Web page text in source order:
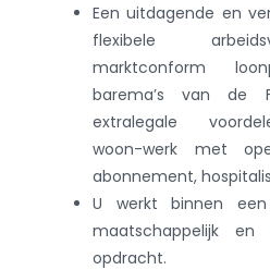
Een uitdagende en
flexibele
marktconform
barema’s van de
extralegale
woon-werk met
abonnement,
U werkt binnen
maatschappelijk en
opdracht.